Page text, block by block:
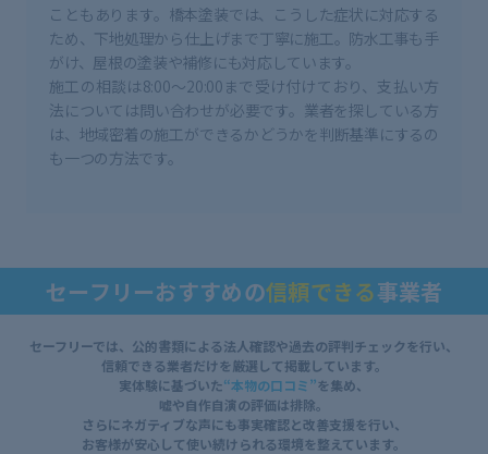
こともあります。橋本塗装では、こうした症状に対応する
ため、下地処理から仕上げまで丁寧に施工。防水工事も手
がけ、屋根の塗装や補修にも対応しています。
施工の相談は8:00～20:00まで受け付けており、支払い方
法については問い合わせが必要です。業者を探している方
は、地域密着の施工ができるかどうかを判断基準にするの
も一つの方法です。
セーフリーおすすめの信頼できる事業者
セーフリーでは、公的書類による法人確認や過去の評判チェックを行い、
信頼できる業者だけを厳選して掲載しています。
実体験に基づいた“本物の口コミ”を集め、
嘘や自作自演の評価は排除。
さらにネガティブな声にも事実確認と改善支援を行い、
お客様が安心して使い続けられる環境を整えています。